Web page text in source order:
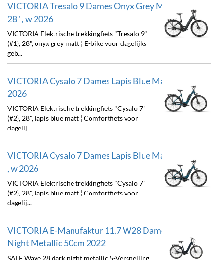
VICTORIA Tresalo 9 Dames Onyx Grey Matt 52cm
28" , w 2026
VICTORIA Elektrische trekkingfiets "Tresalo 9"
(#1), 28", onyx grey matt ¦ E-bike voor dagelijks
geb...
VICTORIA Cysalo 7 Dames Lapis Blue Matt 48cm
2026
VICTORIA Elektrische trekkingfiets "Cysalo 7"
(#2), 28", lapis blue matt ¦ Comfortfiets voor
dagelij...
VICTORIA Cysalo 7 Dames Lapis Blue Matt 52cm 28"
, w 2026
VICTORIA Elektrische trekkingfiets "Cysalo 7"
(#2), 28", lapis blue matt ¦ Comfortfiets voor
dagelij...
VICTORIA E-Manufaktur 11.7 W28 Dames Dark
Night Metallic 50cm 2022
SALE Wave 28 dark night metallic 5-Versnelling